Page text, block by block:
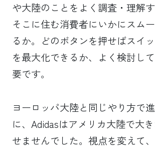
や大陸のことをよく調査・理解す
そこに住む消費者にいかにスム
るか。どのボタンを押せばスイ
を最大化できるか、よく検討し
要です。
ヨーロッパ大陸と同じやり方で
に、Adidasはアメリカ大陸で大
せませんでした。視点を変えて